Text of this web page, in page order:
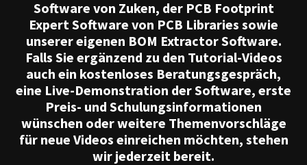
Software von Zuken, der PCB Footprint
Expert Software von PCB Libraries sowie
unserer eigenen BOM Extractor Software.
Falls Sie ergänzend zu den Tutorial-Videos
auch ein kostenloses Beratungsgespräch,
eine Live-Demonstration der Software, erste
Preis- und Schulungsinformationen
wünschen oder weitere Themenvorschläge
für neue Videos einreichen möchten, stehen
wir jederzeit bereit.